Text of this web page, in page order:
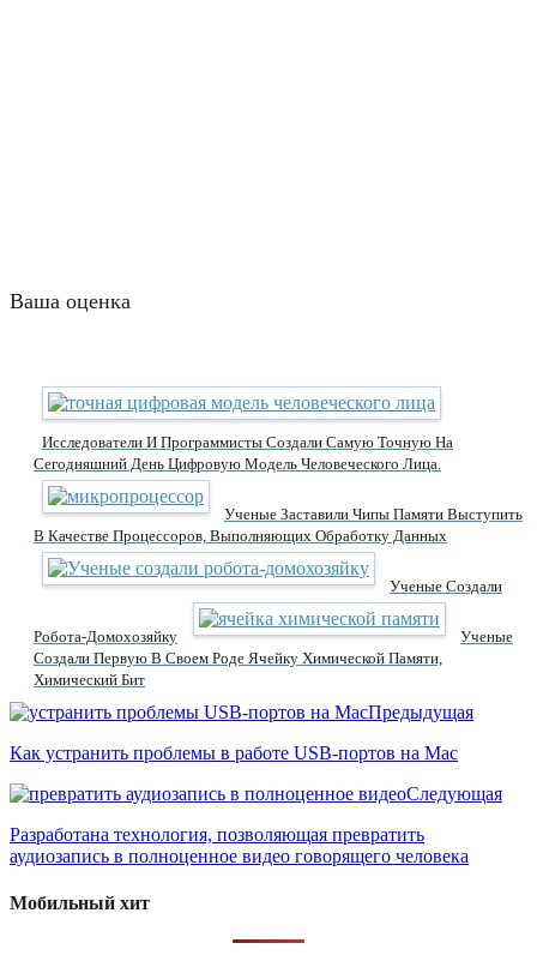
Ваша оценка
Исследователи И Программисты Создали Самую Точную На
Сегодняшний День Цифровую Модель Человеческого Лица.
Ученые Заставили Чипы Памяти Выступить
В Качестве Процессоров, Выполняющих Обработку Данных
Ученые Создали
Робота-Домохозяйку
Ученые
Создали Первую В Своем Роде Ячейку Химической Памяти,
Химический Бит
Предыдущая
Как устранить проблемы в работе USB-портов на Mac
Следующая
Разработана технология, позволяющая превратить
аудиозапись в полноценное видео говорящего человека
Мобильный хит